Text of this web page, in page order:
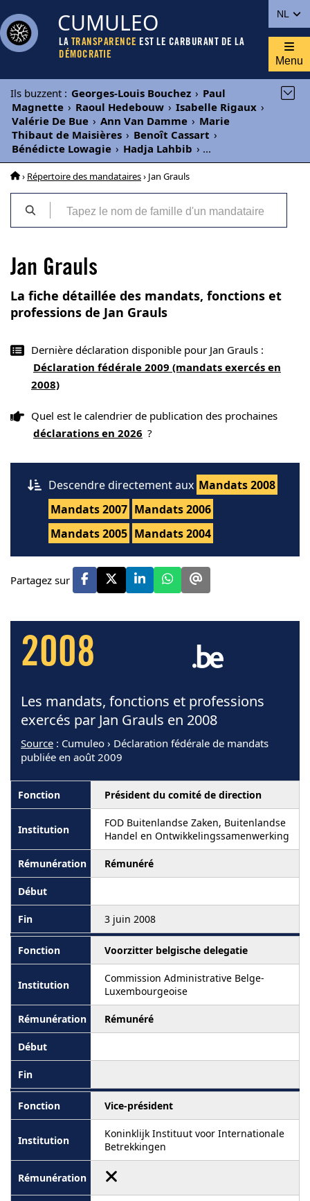
NL
CUMULEO
LA TRANSPARENCE EST LE CARBURANT DE LA
DÉMOCRATIE
Menu
Ils buzzent : Georges-Louis Bouchez › Paul
Magnette › Raoul Hedebouw › Isabelle Rigaux ›
Valérie De Bue › Ann Van Damme › Marie
Thibaut de Maisières › Benoît Cassart ›
Bénédicte Lowagie › Hadja Lahbib › ...
› Répertoire des mandataires› Jan Grauls
Jan Grauls
La fiche détaillée des mandats, fonctions et
professions de Jan Grauls
Dernière déclaration disponible pour Jan Grauls :
Déclaration fédérale 2009 (mandats exercés en
2008)
Quel est le calendrier de publication des prochaines
déclarations en 2026 ?
Descendre directement aux Mandats 2008
Mandats 2007 Mandats 2006
Mandats 2005 Mandats 2004
Partagez sur
2008
Les mandats, fonctions et professions
exercés par Jan Grauls en 2008
Source : Cumuleo › Déclaration fédérale de mandats
publiée en août 2009
Président du comité de direction
FOD Buitenlandse Zaken, Buitenlandse
Handel en Ontwikkelingssamenwerking
Rémunéré
3 juin 2008
Voorzitter belgische delegatie
Commission Administrative Belge-
Luxembourgeoise
Rémunéré
Vice-président
Koninklijk Instituut voor Internationale
Betrekkingen